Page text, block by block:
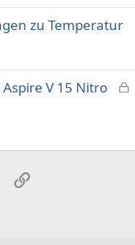
zu Temperatur
e
V 15 Nitro
MailLink